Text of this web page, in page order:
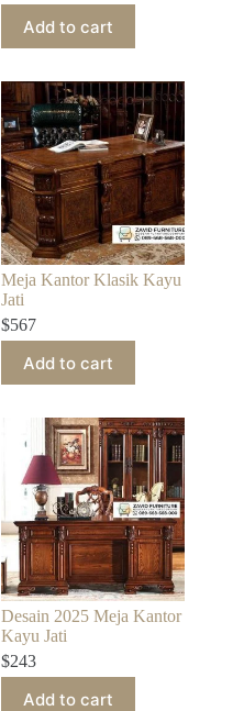
Add to cart
Meja Kantor Klasik Kayu
Jati
$567
Add to cart
Desain 2025 Meja Kantor
Kayu Jati
$243
Add to cart